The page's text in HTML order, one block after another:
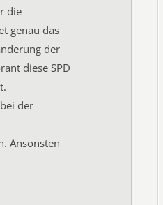
die
genau das
der
diese SPD
der
Ansonsten